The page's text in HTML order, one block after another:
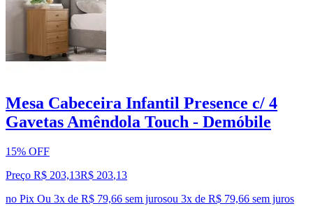
Mesa Cabeceira Infantil Presence c/ 4
Gavetas Amêndola Touch - Demóbile
15% OFF
Preço R$ 203,13R$ 203,13
no Pix Ou 3x de R$ 79,66 sem jurosou 3x de R$ 79,66 sem juros